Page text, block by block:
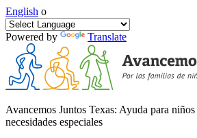
English o
Powered by Translate
Avancemos Juntos Texas: Ayuda para
necesidades especiales